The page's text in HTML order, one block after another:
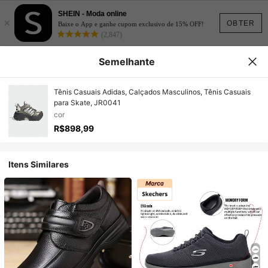
OBTER
×
SHEIN - Moda online
Baixe o App e ganhe cupom exclusivo de 15% OFF!
(2,847)
Semelhante
Tênis Casuais Adidas, Calçados Masculinos, Tênis Casuais
para Skate, JR0041
cor
R$898,99
Itens Similares